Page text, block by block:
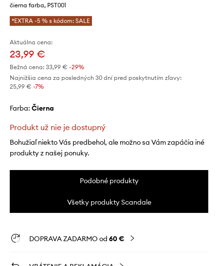
čierna farba, PST001
*EXTRA -5 % s kódom: SALE
Aktuálna cena:
23,99 €
Bežná cena: 33,99 € -29%
Najnižšia cena za posledných 30 dní pred poskytnutím zľavy:
25,99 € -7%
Farba: čierna
Produkt už nie je dostupný
Bohužiaľ niekto Vás predbehol, ale možno sa Vám zapáčia iné
produkty z našej ponuky.
Podobné produkty
Všetky produkty Scandale
DOPRAVA ZADARMO od 60 €